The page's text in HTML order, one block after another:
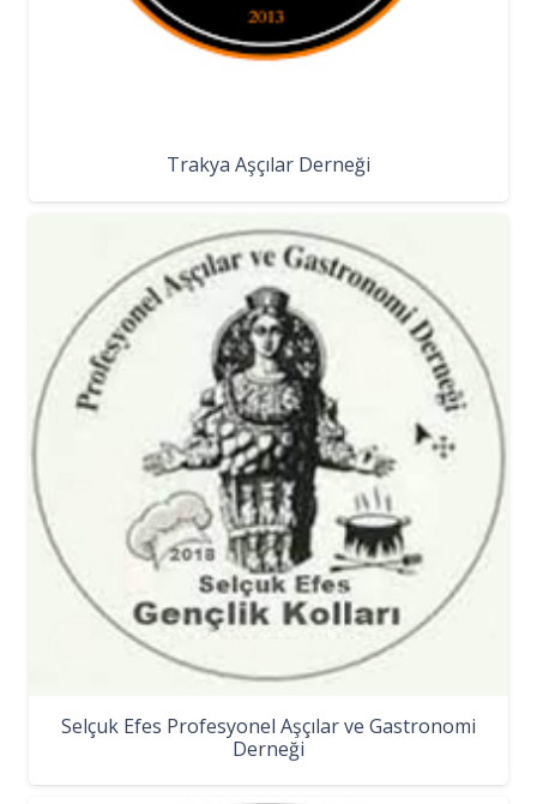
Trakya Aşçılar Derneği
Selçuk Efes Profesyonel Aşçılar ve Gastronomi
Derneği